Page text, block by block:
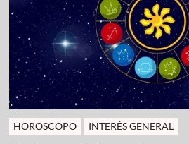
HOROSCOPO INTERÉS GENERAL